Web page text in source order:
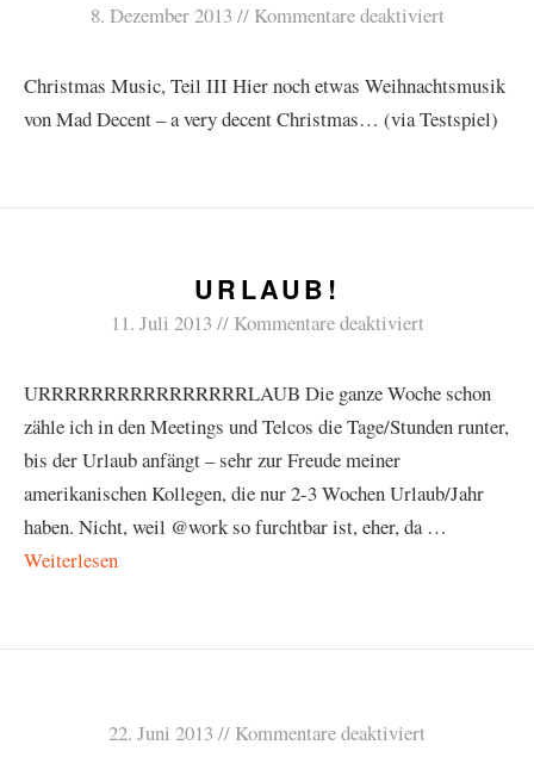
8. Dezember 2013 Kommentare deaktiviert
Christmas Music, Teil III Hier noch etwas Weihnachtsmusik
von Mad Decent – a very decent Christmas… (via Testspiel)
URLAUB!
11. Juli 2013 Kommentare deaktiviert
URRRRRRRRRRRRRRRRLAUB Die ganze Woche schon
zähle ich in den Meetings und Telcos die Tage/Stunden runter,
bis der Urlaub anfängt – sehr zur Freude meiner
amerikanischen Kollegen, die nur 2-3 Wochen Urlaub/Jahr
haben. Nicht, weil @work so furchtbar ist, eher, da …
Weiterlesen
22. Juni 2013 Kommentare deaktiviert